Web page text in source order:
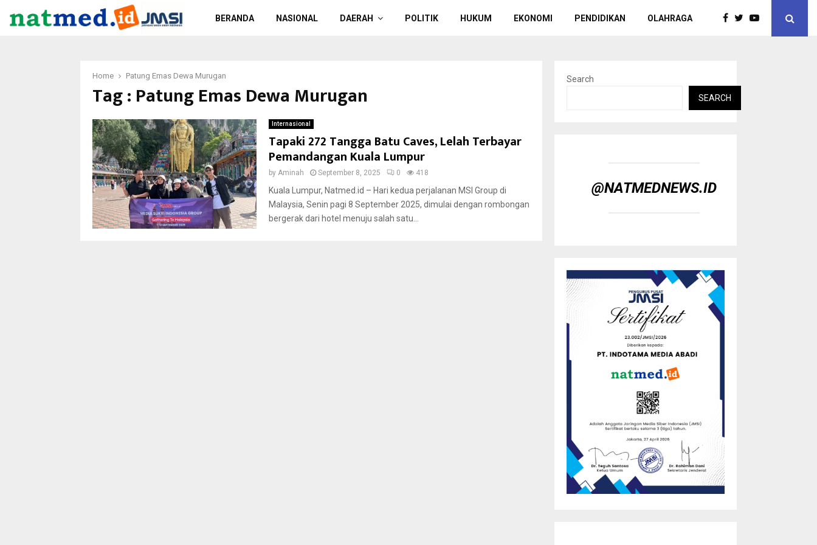
BERANDA NASIONAL DAERAH POLITIK HUKUM EKONOMI PENDIDIKAN OLAHRAGA
Home Patung Emas Dewa Murugan
Tag : Patung Emas Dewa Murugan
Internasional
Tapaki 272 Tangga Batu Caves, Lelah Terbayar
Pemandangan Kuala Lumpur
by Aminah September 8, 2025 0 418
Kuala Lumpur, Natmed.id – Hari kedua perjalanan MSI Group di
Malaysia, Senin pagi 8 September 2025, dimulai dengan rombongan
bergerak dari hotel menuju salah satu...
Search
SEARCH
@NATMEDNEWS.ID